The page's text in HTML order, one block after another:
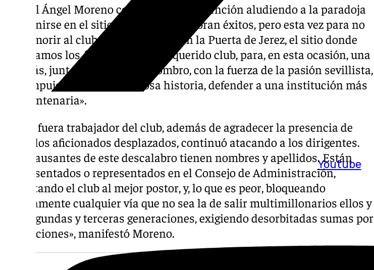
Youtube
Miguel Ángel Moreno comenzó su intervención aludiendo a la paradoja
de reunirse en el sitio en el que se celebran éxitos, pero esta vez para no
dejar morir al club: «Aquí estamos, en la Puerta de Jerez, el sitio donde
celebramos los éxitos de nuestro querido club, para, en esta ocasión, una
vez más, juntos, hombro con hombro, con la fuerza de la pasión sevillista,
y el empuje de nuestra gloriosa historia, defender a una institución más
que centenaria».
El que fuera trabajador del club, además de agradecer la presencia de
todos los aficionados desplazados, continuó atacando a los dirigentes.
«Los causantes de este descalabro tienen nombres y apellidos. Están
todos sentados o representados en el Consejo de Administración,
subastando el club al mejor postor, y, lo que es peor, bloqueando
tozudamente cualquier vía que no sea la de salir multimillonarios ellos y
sus segundas y terceras generaciones, exigiendo desorbitadas sumas por
sus acciones», manifestó Moreno.